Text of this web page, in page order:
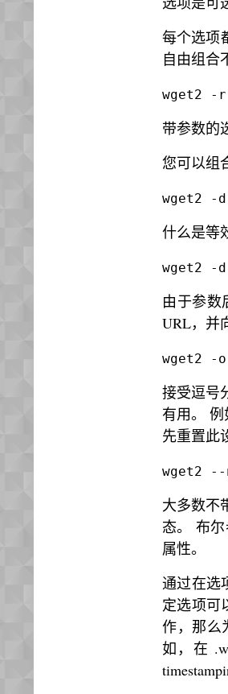
每个选项
自由组合
wget2 -
带参数的
您可以组
wget2 -
什么是等
wget2 -
由于参数
URL，并
wget2 -
接受逗号
有用。 例
先重置此
wget2
大多数不
态。 布
属性。
通过在选
定选项可
作，那么
如，在